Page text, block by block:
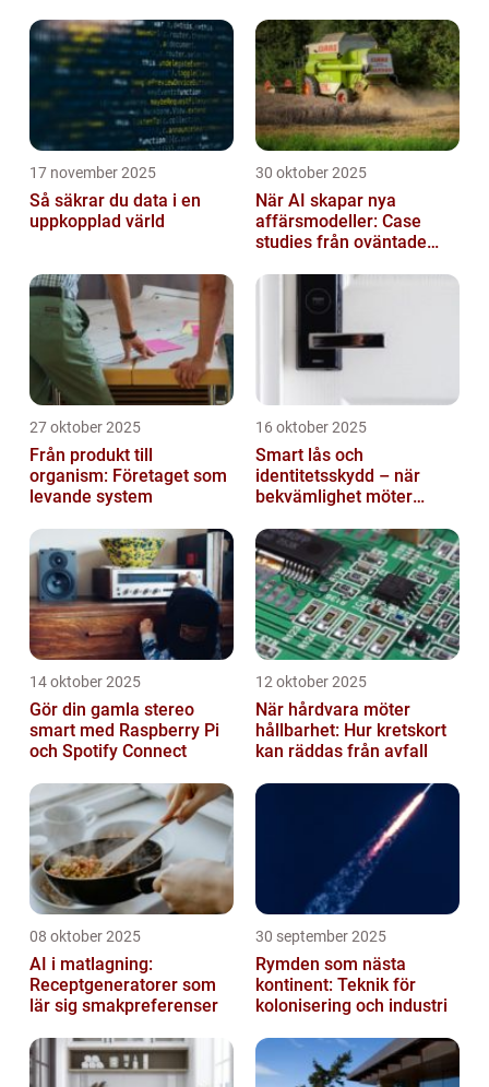
17 november 2025
Så säkrar du data i en
uppkopplad värld
30 oktober 2025
När AI skapar nya
affärsmodeller: Case
studies från oväntade
27 oktober 2025
Från produkt till
organism: Företaget som
levande system
16 oktober 2025
Smart lås och
identitetsskydd – när
bekvämlighet möter
14 oktober 2025
Gör din gamla stereo
smart med Raspberry Pi
och Spotify Connect
12 oktober 2025
När hårdvara möter
hållbarhet: Hur kretskort
kan räddas från avfall
08 oktober 2025
AI i matlagning:
Receptgeneratorer som
lär sig smakpreferenser
30 september 2025
Rymden som nästa
kontinent: Teknik för
kolonisering och industri